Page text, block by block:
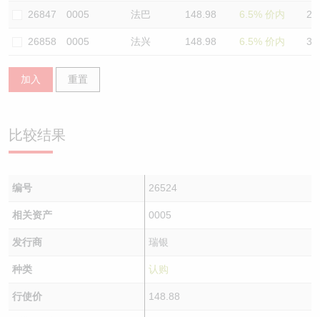
26847 0005 法巴 148.98 6.5% 价内
26858 0005 法兴 148.98 6.5% 价内
加入 重置
比较结果
编号 26524
相关资产 0005
发行商 瑞银
种类 认购
行使价 148.88